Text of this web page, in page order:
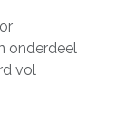
onderdeel
vol